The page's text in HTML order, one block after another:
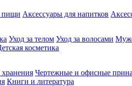
пищи Аксессуары для напитков
Уход за телом Уход за волосами
косметика
Чертежные и офисные
Книги и литература